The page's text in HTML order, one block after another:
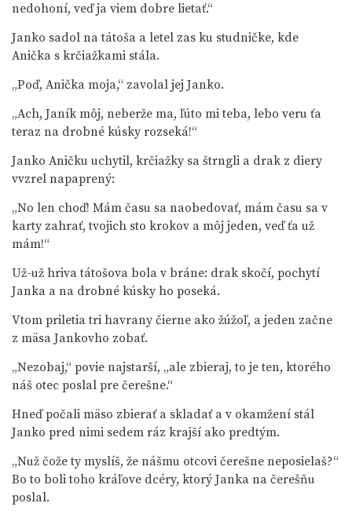
nedohoní, veď ja viem dobre lietať.“
Janko sadol na tátoša a letel zas ku studničke, kde
Anička s krčiažkami stála.
„Poď, Anička moja,“ zavolal jej Janko.
„Ach, Janík môj, neberže ma, ľúto mi teba, lebo veru ťa
teraz na drobné kúsky rozseká!“
Janko Aničku uchytil, krčiažky sa štrngli a drak z diery
vvzrel napaprený:
„No len choď! Mám času sa naobedovať, mám času sa v
karty zahrať, tvojich sto krokov a môj jeden, veď ťa už
mám!“
Už-už hriva tátošova bola v bráne: drak skočí, pochytí
Janka a na drobné kúsky ho poseká.
Vtom priletia tri havrany čierne ako žúžoľ, a jeden začne
z mäsa Jankovho zobať.
„Nezobaj,“ povie najstarší, „ale zbieraj, to je ten, ktorého
náš otec poslal pre čerešne.“
Hneď počali mäso zbierať a skladať a v okamžení stál
Janko pred nimi sedem ráz krajší ako predtým.
„Nuž čože ty myslíš, že nášmu otcovi čerešne neposielaš?“
Bo to boli toho kráľove dcéry, ktorý Janka na čerešňu
poslal.